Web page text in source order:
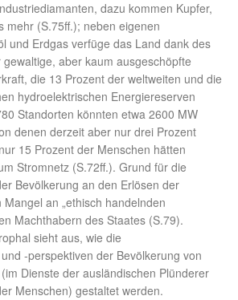
dazu kommen Kupfer,
mehr (S.75ff.); neben eigenen
und Erdgas verfüge das Land dank des
aber kaum ausgeschöpfte
die 13 Prozent der weltweiten und die
hydroelektrischen Energiereserven
Standorten könnten etwa 2600 MW
denen derzeit aber nur drei Prozent
15 Prozent der Menschen hätten
Stromnetz (S.72ff.). Grund für die
Bevölkerung an den Erlösen der
an „ethisch handelnden
Machthabern des Staates (S.79).
sieht aus, wie die
-perspektiven der Bevölkerung von
Dienste der ausländischen Plünderer
Menschen) gestaltet werden.